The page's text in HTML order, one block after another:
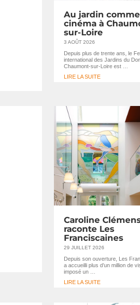
Au jardin
cinéma à
sur-Loire
3 AOÛT 2026
Depuis plus de trente ans, le
international des Jardins du
Chaumont-sur-Loire est …
LIRE LA SUITE
Caroline
raconte Les
Franciscaines
29 JUILLET 2026
Depuis son ouverture, Les
a accueilli plus d’un million de
imposé un …
LIRE LA SUITE